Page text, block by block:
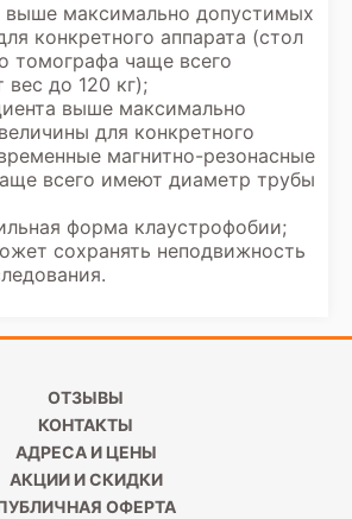
выше максимально допустимых
конкретного аппарата (стол
томографа чаще всего
до 120 кг);
выше максимально
для конкретного
магнитно-резонасные
всего имеют диаметр трубы
форма клаустрофобии;
сохранять неподвижность
ОТЗЫВЫ
КОНТАКТЫ
АДРЕСА И ЦЕНЫ
АКЦИИ И СКИДКИ
ОФЕРТА